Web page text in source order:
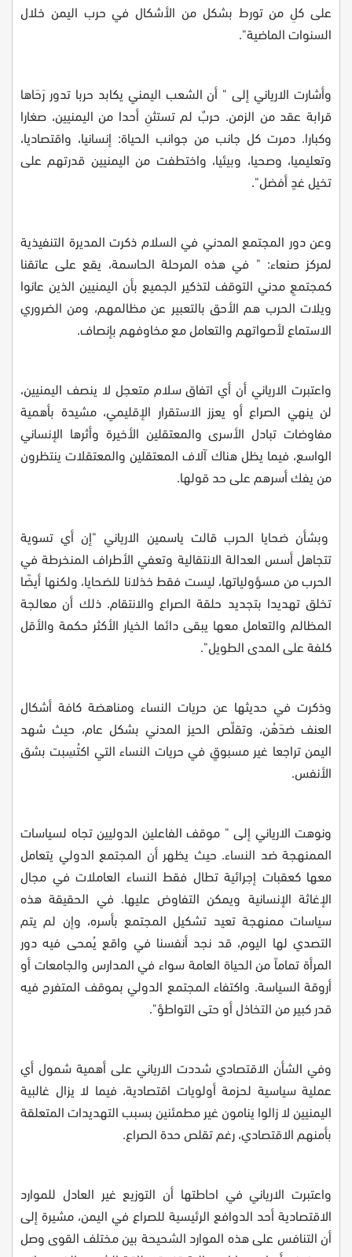
على كلِ من تورط بشكل من الأشكال في حرب اليمن خلال
السنوات الماضية".
وأشارت الارياني إلى " أن الشعب اليمني يكابد حربا تدور رَحَاها
قرابة عقد من الزمن. حربٌ لم تستثنِ أحدا من اليمنيين، صغارا
وكبارا. دمرت كل جانب من جوانب الحياة: إنسانيا، واقتصاديا،
وتعليميا، وصحيا، وبيئيا، واختطفت من اليمنيين قدرتهم على
تخيل غدٍ أفضل".
وعن دور المجتمع المدني في السلام ذكرت المديرة التنفيذية
لمركز صنعاء: " في هذه المرحلة الحاسمة، يقع على عاتقنا
كمجتمعٍ مدني التوقف لتذكير الجميع بأن اليمنيين الذين عانوا
ويلات الحرب هم الأحق بالتعبير عن مظالمهم، ومن الضروري
الاستماع لأصواتهم والتعامل مع مخاوفهم بإنصاف.
واعتبرت الارياني أن أي اتفاق سلام متعجل لا ينصف اليمنيين،
لن ينهي الصراع أو يعزز الاستقرار الإقليمي، مشيدة بأهمية
مفاوضات تبادل الأسرى والمعتقلين الأخيرة وأثرها الإنساني
الواسع، فيما يظل هناك آلاف المعتقلين والمعتقلات ينتظرون
من يفك أسرهم على حد قولها.
وبشأن ضحايا الحرب قالت ياسمين الارياني "إن أي تسوية
تتجاهل أسس العدالة الانتقالية وتعفي الأطراف المنخرطة في
الحرب من مسؤولياتها، ليست فقط خذلانا للضحايا، ولكنها أيضًا
تخلق تهديدا بتجديد حلقة الصراع والانتقام. ذلك أن معالجة
المظالم والتعامل معها يبقى دائما الخيار الأكثر حكمة والأقل
كلفة على المدى الطويل".
وذكرت في حديثها عن حريات النساء ومناهضة كافة أشكال
العنف ضدَهُن، وتقلّص الحيز المدني بشكل عام، حيث شهد
اليمن تراجعا غير مسبوقٍ في حريات النساء التي اكتُسِبت بشق
الأنفس.
ونوهت الارياني إلى " موقف الفاعلين الدوليين تجاه لسياسات
الممنهجة ضد النساء. حيث يظهر أن المجتمع الدولي يتعامل
معها كعقبات إجرائية تطال فقط النساء العاملات في مجال
الإغاثة الإنسانية ويمكن التفاوض عليها. في الحقيقة هذه
سياسات ممنهجة تعيد تشكيل المجتمع بأسره، وإن لم يتم
التصدي لها اليوم، قد نجد أنفسنا في واقع يُمحى فيه دور
المرأة تماماً من الحياة العامة سواء في المدارس والجامعات أو
أروقة السياسة. واكتفاء المجتمع الدولي بموقف المتفرج فيه
قدر كبير من التخاذل أو حتى التواطؤ".
وفي الشأن الاقتصادي شددت الارياني على أهمية شمول أي
عملية سياسية لحزمة أولويات اقتصادية، فيما لا يزال غالبية
اليمنيين لا زالوا ينامون غير مطمئنين بسبب التهديدات المتعلقة
بأمنهم الاقتصادي، رغم تقلص حدة الصراع.
واعتبرت الارياني في احاطتها أن التوزيع غير العادل للموارد
الاقتصادية أحد الدوافع الرئيسية للصراع في اليمن، مشيرة إلى
أن التنافس على هذه الموارد الشحيحة بين مختلف القوى وصل